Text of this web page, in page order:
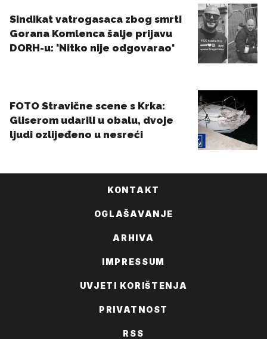
KONTAKT
OGLAŠAVANJE
ARHIVA
IMPRESSUM
UVJETI KORIŠTENJA
PRIVATNOST
RSS